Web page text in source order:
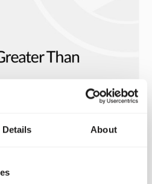
Details About
rättstvister